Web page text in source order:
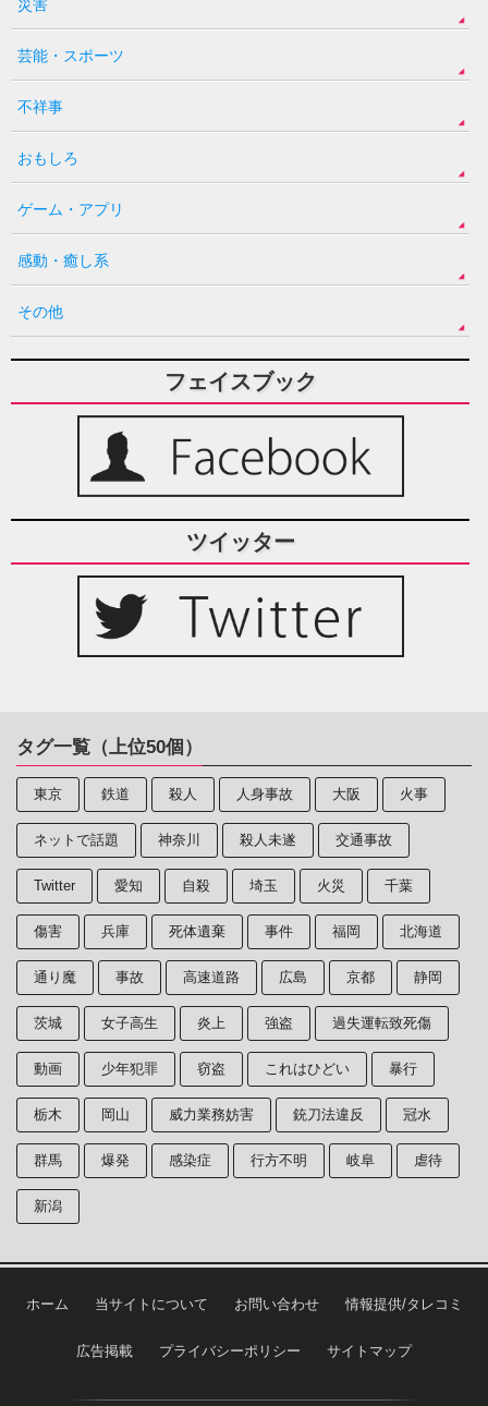
災害
芸能・スポーツ
不祥事
おもしろ
ゲーム・アプリ
感動・癒し系
その他
フェイスブック
ツイッター
タグ一覧（上位50個）
東京 鉄道 殺人 人身事故 大阪 火事
ネットで話題 神奈川 殺人未遂 交通事故
Twitter 愛知 自殺 埼玉 火災 千葉
傷害 兵庫 死体遺棄 事件 福岡 北海道
通り魔 事故 高速道路 広島 京都 静岡
茨城 女子高生 炎上 強盗 過失運転致死傷
動画 少年犯罪 窃盗 これはひどい 暴行
栃木 岡山 威力業務妨害 銃刀法違反 冠水
群馬 爆発 感染症 行方不明 岐阜 虐待
新潟
ホーム 当サイトについて お問い合わせ 情報提供/タレコミ
広告掲載 プライバシーポリシー サイトマップ